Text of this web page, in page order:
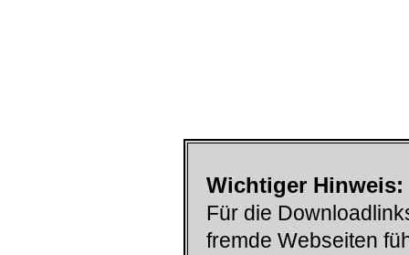
Wichtiger Hinweis:
Für die
fremde Webseiten